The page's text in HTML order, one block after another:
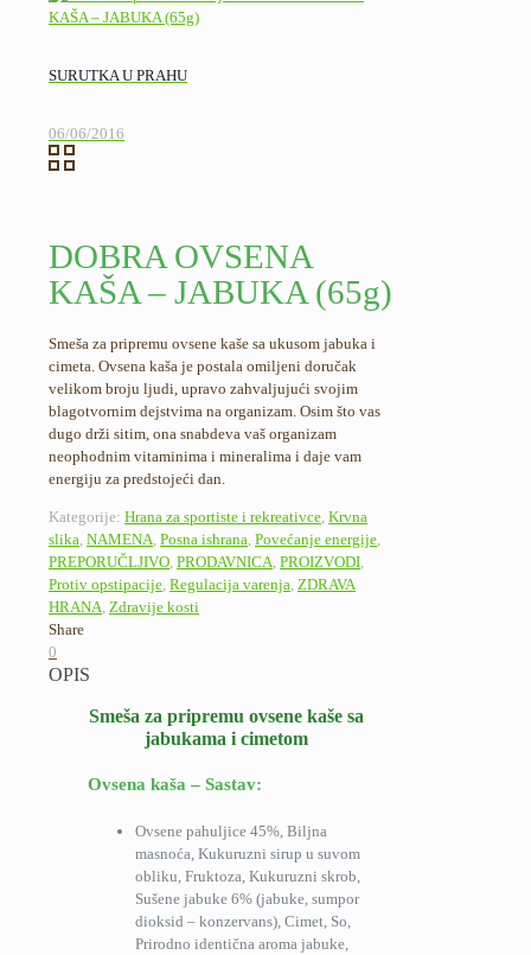
SURUTKA U PRAHU
06/06/2016
DOBRA OVSENA
KAŠA – JABUKA (65g)
Smeša za pripremu ovsene kaše sa ukusom jabuka i
cimeta. Ovsena kaša je postala omiljeni doručak
velikom broju ljudi, upravo zahvaljujući svojim
blagotvornim dejstvima na organizam. Osim što vas
dugo drži sitim, ona snabdeva vaš organizam
neophodnim vitaminima i mineralima i daje vam
energiju za predstojeći dan.
Kategorije: Hrana za sportiste i rekreativce Krvna
slika NAMENA Posna ishrana Povećanje energije
PREPORUČLJIVO PRODAVNICA PROIZVODI
Protiv opstipacije Regulacija varenja ZDRAVA
HRANA Zdravije kosti
Share
0
OPIS
Smeša za pripremu ovsene kaše sa
jabukama i cimetom
Ovsena kaša – Sastav:
Ovsene pahuljice 45%, Biljna
masnoća, Kukuruzni sirup u suvom
obliku, Fruktoza, Kukuruzni skrob,
Sušene jabuke 6% (jabuke, sumpor
dioksid – konzervans), Cimet, So,
Prirodno identična aroma jabuke,